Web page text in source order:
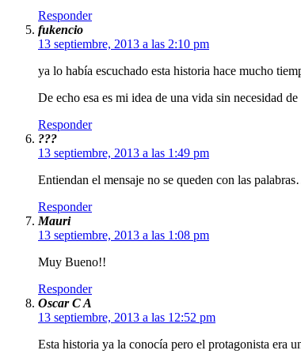
Responder
fukencio
13 septiembre, 2013 a las 2:10 pm
ya lo había escuchado esta historia hace mucho
De echo esa es mi idea de una vida sin necesidad
Responder
???
13 septiembre, 2013 a las 1:49 pm
Entiendan el mensaje no se queden con las
Responder
Mauri
13 septiembre, 2013 a las 1:08 pm
Muy Bueno!!
Responder
Oscar C A
13 septiembre, 2013 a las 12:52 pm
Esta historia ya la conocía pero el protagonista era